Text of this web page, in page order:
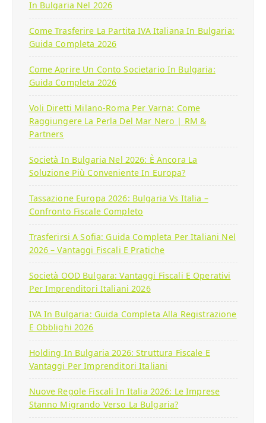
In Bulgaria Nel 2026
Come Trasferire La Partita IVA Italiana In Bulgaria:
Guida Completa 2026
Come Aprire Un Conto Societario In Bulgaria:
Guida Completa 2026
Voli Diretti Milano-Roma Per Varna: Come
Raggiungere La Perla Del Mar Nero | RM &
Partners
Società In Bulgaria Nel 2026: È Ancora La
Soluzione Più Conveniente In Europa?
Tassazione Europa 2026: Bulgaria Vs Italia –
Confronto Fiscale Completo
Trasferirsi A Sofia: Guida Completa Per Italiani Nel
2026 – Vantaggi Fiscali E Pratiche
Società OOD Bulgara: Vantaggi Fiscali E Operativi
Per Imprenditori Italiani 2026
IVA In Bulgaria: Guida Completa Alla Registrazione
E Obblighi 2026
Holding In Bulgaria 2026: Struttura Fiscale E
Vantaggi Per Imprenditori Italiani
Nuove Regole Fiscali In Italia 2026: Le Imprese
Stanno Migrando Verso La Bulgaria?